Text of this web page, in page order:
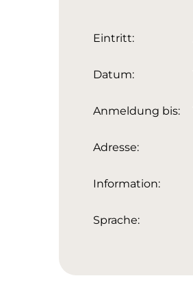
Eintritt:
Datum:
Anmeldung bis:
Adresse:
Information:
Sprache: